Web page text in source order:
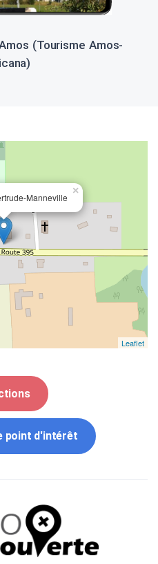
(Tourisme Amos-
Manneville
×
Leaflet
point d'intérêt